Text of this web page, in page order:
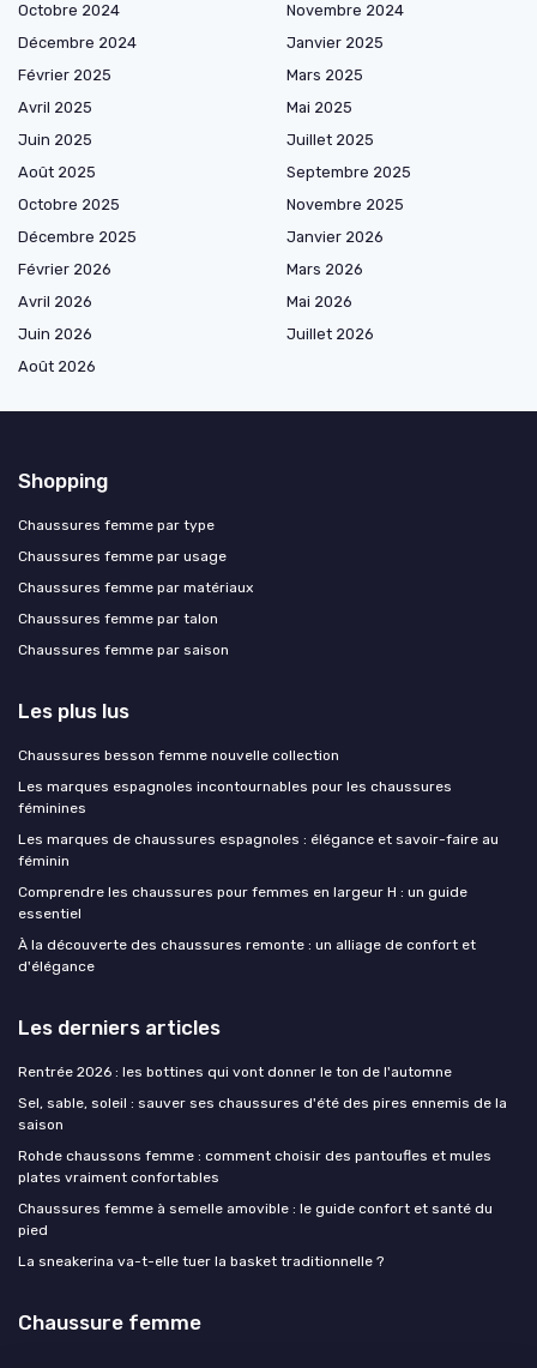
Octobre 2024
Novembre 2024
Décembre 2024
Janvier 2025
Février 2025
Mars 2025
Avril 2025
Mai 2025
Juin 2025
Juillet 2025
Août 2025
Septembre 2025
Octobre 2025
Novembre 2025
Décembre 2025
Janvier 2026
Février 2026
Mars 2026
Avril 2026
Mai 2026
Juin 2026
Juillet 2026
Août 2026
Shopping
Chaussures femme par type
Chaussures femme par usage
Chaussures femme par matériaux
Chaussures femme par talon
Chaussures femme par saison
Les plus lus
Chaussures besson femme nouvelle collection
Les marques espagnoles incontournables pour les chaussures
féminines
Les marques de chaussures espagnoles : élégance et savoir-faire au
féminin
Comprendre les chaussures pour femmes en largeur H : un guide
essentiel
À la découverte des chaussures remonte : un alliage de confort et
d'élégance
Les derniers articles
Rentrée 2026 : les bottines qui vont donner le ton de l'automne
Sel, sable, soleil : sauver ses chaussures d'été des pires ennemis de la
saison
Rohde chaussons femme : comment choisir des pantoufles et mules
plates vraiment confortables
Chaussures femme à semelle amovible : le guide confort et santé du
pied
La sneakerina va-t-elle tuer la basket traditionnelle ?
Chaussure femme